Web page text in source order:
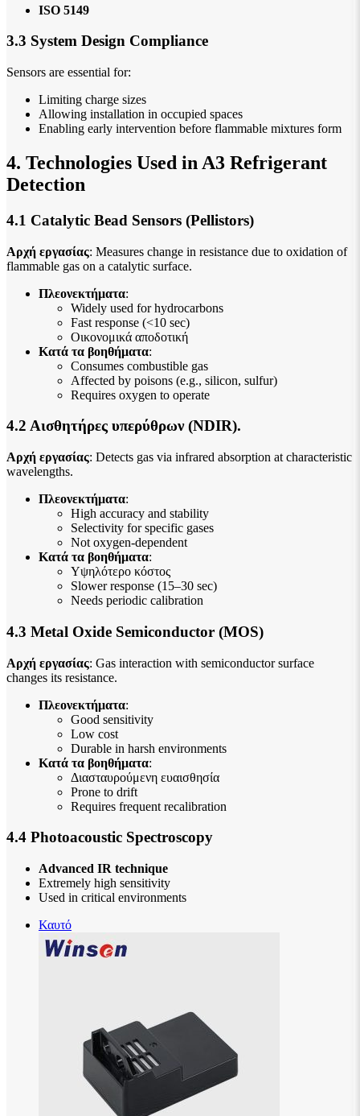
ISO 5149
3.3 System Design Compliance
Sensors are essential for:
Limiting charge sizes
Allowing installation in occupied spaces
Enabling early intervention before flammable mixtures form
4. Technologies Used in A3 Refrigerant
Detection
4.1 Catalytic Bead Sensors (Pellistors)
Αρχή εργασίας: Measures change in resistance due to oxidation of
flammable gas on a catalytic surface.
Πλεονεκτήματα:
Widely used for hydrocarbons
Fast response (<10 sec)
Οικονομικά αποδοτική
Κατά τα βοηθήματα:
Consumes combustible gas
Affected by poisons (e.g., silicon, sulfur)
Requires oxygen to operate
4.2 Αισθητήρες υπερύθρων (NDIR).
Αρχή εργασίας: Detects gas via infrared absorption at characteristic
wavelengths.
Πλεονεκτήματα:
High accuracy and stability
Selectivity for specific gases
Not oxygen-dependent
Κατά τα βοηθήματα:
Υψηλότερο κόστος
Slower response (15–30 sec)
Needs periodic calibration
4.3 Metal Oxide Semiconductor (MOS)
Αρχή εργασίας: Gas interaction with semiconductor surface
changes its resistance.
Πλεονεκτήματα:
Good sensitivity
Low cost
Durable in harsh environments
Κατά τα βοηθήματα:
Διασταυρούμενη ευαισθησία
Prone to drift
Requires frequent recalibration
4.4 Photoacoustic Spectroscopy
Advanced IR technique
Extremely high sensitivity
Used in critical environments
Καυτό